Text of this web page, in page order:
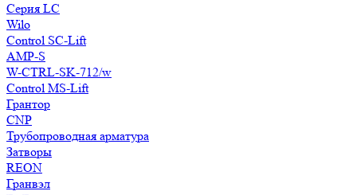
Серия LC
Wilo
Control SC-Lift
AMP-S
W-CTRL-SK-712/w
Control MS-Lift
Грантор
CNP
Трубопроводная арматура
Затворы
REON
Гранвэл